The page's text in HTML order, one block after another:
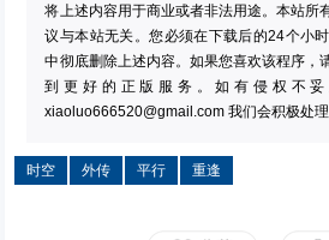
将上述内容用于商业或者非法用途。本站所
议与本站无关。您必须在下载后的24个小
中彻底删除上述内容。如果您喜欢该程序，
到更好的正版服务。如有侵权不妥
xiaoluo666520@gmail.com 我们会积极处
时空 外传 平行 重逢